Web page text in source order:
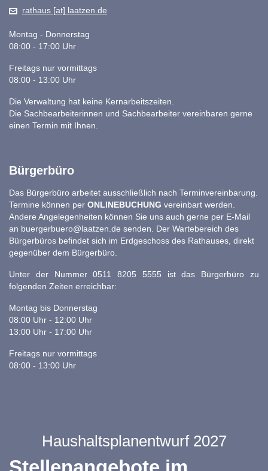
rathaus [at] laatzen.de
Montag - Donnerstag
08:00 - 17:00 Uhr
Freitags nur vormittags
08:00 - 13:00 Uhr
Die Verwaltung hat keine Kernarbeitszeiten.
Die Sachbearbeiterinnen und Sachbearbeiter vereinbaren gerne
einen Termin mit Ihnen.
Bürgerbüro
Das Bürgerbüro arbeitet ausschließlich nach Terminvereinbarung.
Termine können per ONLINEBUCHUNG vereinbart werden.
Andere Angelegenheiten können Sie uns auch gerne per E-Mail
an buergerbuero@laatzen.de senden. Der Wartebereich des
Bürgerbüros befindet sich im Erdgeschoss des Rathauses, direkt
gegenüber dem Bürgerbüro.
Unter der Nummer 0511 8205 5555 ist das Bürgerbüro zu
folgenden Zeiten erreichbar:
Montag bis Donnerstag
08:00 Uhr - 12:00 Uhr
13:00 Uhr - 17:00 Uhr
Freitags nur vormittags
08:00 - 13:00 Uhr
Haushaltsplanentwurf 2027